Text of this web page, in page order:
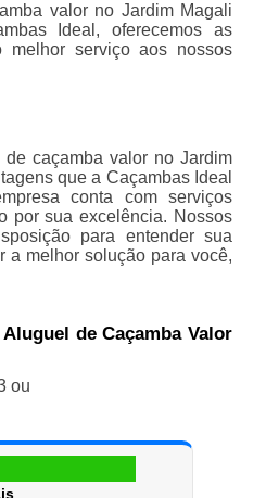
valor no Jardim Magali
Ideal, oferecemos as
melhor serviço aos nossos
caçamba valor no Jardim
que a Caçambas Ideal
conta com serviços
por sua excelência. Nossos
para entender sua
a melhor solução para você,
de Caçamba Valor
ou